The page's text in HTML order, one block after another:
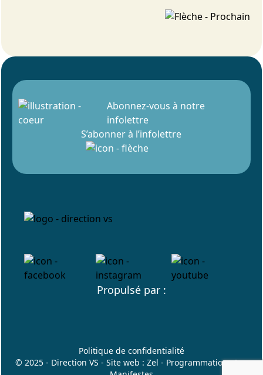
Abonnez-vous à notre
infolettre
S’abonner à l’infolettre
Propulsé par :
Politique de confidentialité
© 2025 - Direction VS - Site web : Zel - Programmation :Les